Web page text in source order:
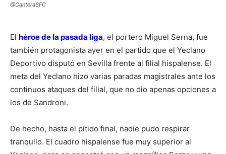
@CanteraSFC
El héroe de la pasada liga, el portero Miguel Serna, fue
también protagonista ayer en el partido que el Yeclano
Deportivo disputó en Sevilla frente al filial hispalense. El
meta del Yeclano hizo varias paradas magistrales ante los
continuos ataques del filial, que no dio apenas opciones a
los de Sandroni.
De hecho, hasta el pitido final, nadie pudo respirar
tranquilo. El cuadro hispalense fue muy superior al